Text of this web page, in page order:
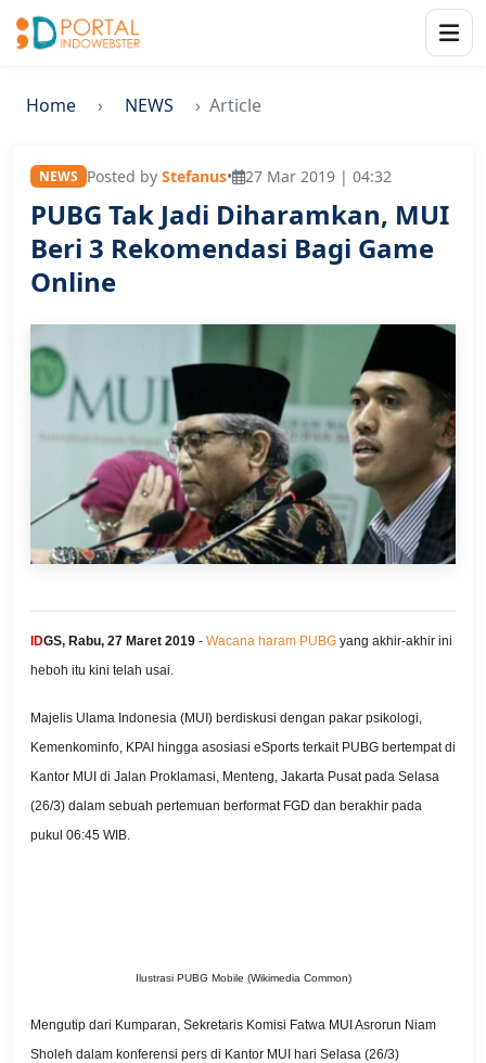
Home NEWS Article
NEWS Posted by Stefanus• 27 Mar 2019 | 04:32
PUBG Tak Jadi Diharamkan, MUI
Beri 3 Rekomendasi Bagi Game
Online
IDGS, Rabu, 27 Maret 2019 - Wacana haram PUBG yang akhir-akhir ini
heboh itu kini telah usai.
Majelis Ulama Indonesia (MUI) berdiskusi dengan pakar psikologi,
Kemenkominfo, KPAI hingga asosiasi eSports terkait PUBG bertempat di
Kantor MUI di Jalan Proklamasi, Menteng, Jakarta Pusat pada Selasa
(26/3) dalam sebuah pertemuan berformat FGD dan berakhir pada
pukul 06:45 WIB.
Ilustrasi PUBG Mobile (Wikimedia Common)
Mengutip dari Kumparan, Sekretaris Komisi Fatwa MUI Asrorun Niam
Sholeh dalam konferensi pers di Kantor MUI hari Selasa (26/3)